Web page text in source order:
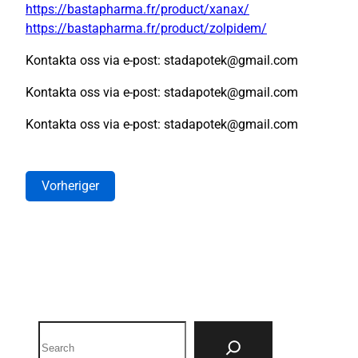
https://bastapharma.fr/product/xanax/
https://bastapharma.fr/product/zolpidem/
Kontakta oss via e-post: stadapotek@gmail.com
Kontakta oss via e-post: stadapotek@gmail.com
Kontakta oss via e-post: stadapotek@gmail.com
Vorheriger